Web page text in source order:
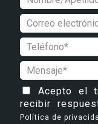
Acepto el
recibir
Política de